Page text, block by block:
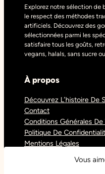
Vous
Explorez notre sélection de
le respect des méthodes
artificiels. Découvrez des
sélectionnées parmi les
satisfaire tous les goûts,
vegans, halals, sans sucre
À propos
Découvrez L’histoire De
Contact
Conditions Générales
Politique De
Mentions Légales